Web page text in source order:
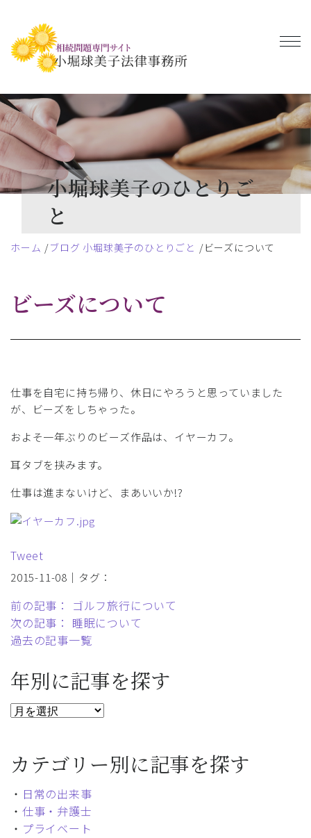
小堀球美子のひとりご
と
ホーム ブログ 小堀球美子のひとりごと ビーズについて
ビーズについて
仕事を自宅に持ち帰り、休日にやろうと思っていました
が、ビーズをしちゃった。
およそ一年ぶりのビーズ作品は、イヤーカフ。
耳タブを挟みます。
仕事は進まないけど、まあいいか!?
Tweet
2015-11-08｜タグ：
前の記事： ゴルフ旅行について
次の記事： 睡眠について
過去の記事一覧
年別に記事を探す
カテゴリー別に記事を探す
・ 日常の出来事
・ 仕事・弁護士
・ プライベート